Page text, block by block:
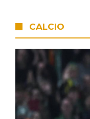
CALCIO